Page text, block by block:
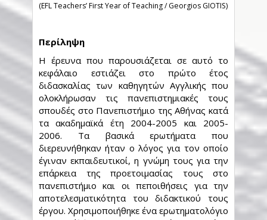
(EFL Teachers’ First Year of Teaching / Georgios GIOTIS)
Περίληψη
Η έρευνα που παρουσιάζεται σε αυτό το
κεφάλαιο εστιάζει στο πρώτο έτος
διδασκαλίας των καθηγητών Αγγλικής που
ολοκλήρωσαν τις πανεπιστημιακές τους
σπουδές στο Πανεπιστήμιο της Αθήνας κατά
τα ακαδημαϊκά έτη 2004-2005 και 2005-
2006. Τα βασικά ερωτήματα που
διερευνήθηκαν ήταν ο λόγος για τον οποίο
έγιναν εκπαιδευτικοί, η γνώμη τους για την
επάρκεια της προετοιμασίας τους στο
πανεπιστήμιο και οι πεποιθήσεις για την
αποτελεσματικότητα του διδακτικού τους
έργου. Χρησιμοποιήθηκε ένα ερωτηματολόγιο